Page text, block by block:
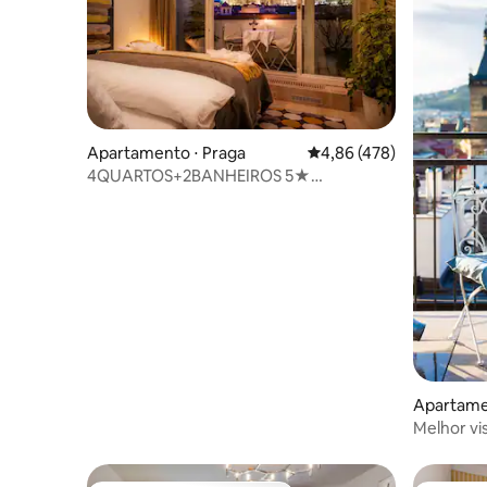
Apartamento ⋅ Praga 4,86 de uma avaliação
4,86 (478)
4QUARTOS+2BANHEIROS 5★
Melhor